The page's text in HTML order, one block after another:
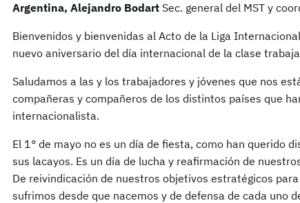
Argentina, Alejandro Bodart Sec. general del MST y
Bienvenidos y bienvenidas al Acto de la Liga
nuevo aniversario del día internacional de la clase
Saludamos a las y los trabajadores y jóvenes que nos
compañeras y compañeros de los distintos países que
internacionalista.
El 1° de mayo no es un día de fiesta, como han querido
sus lacayos. Es un día de lucha y reafirmación de
De reivindicación de nuestros objetivos estratégicos
sufrimos desde que nacemos y de defensa de cada uno